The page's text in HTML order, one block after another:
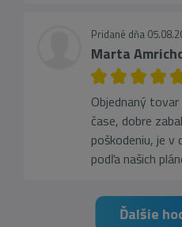
Pridané dňa
Marta
Objednaný
čase, dobre
poškodeniu, je v
podľa našich
Ďalšie